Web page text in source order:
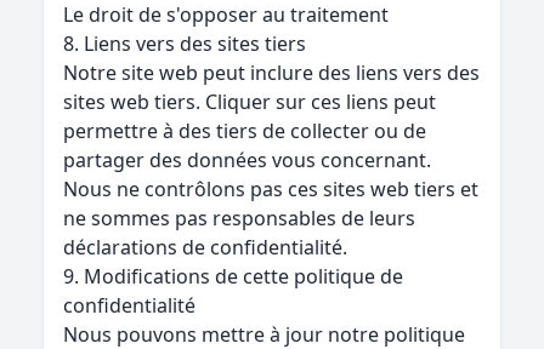
Le droit de s'opposer au traitement
8. Liens vers des sites tiers
Notre site web peut inclure des liens vers des
sites web tiers. Cliquer sur ces liens peut
permettre à des tiers de collecter ou de
partager des données vous concernant.
Nous ne contrôlons pas ces sites web tiers et
ne sommes pas responsables de leurs
déclarations de confidentialité.
9. Modifications de cette politique de
confidentialité
Nous pouvons mettre à jour notre politique